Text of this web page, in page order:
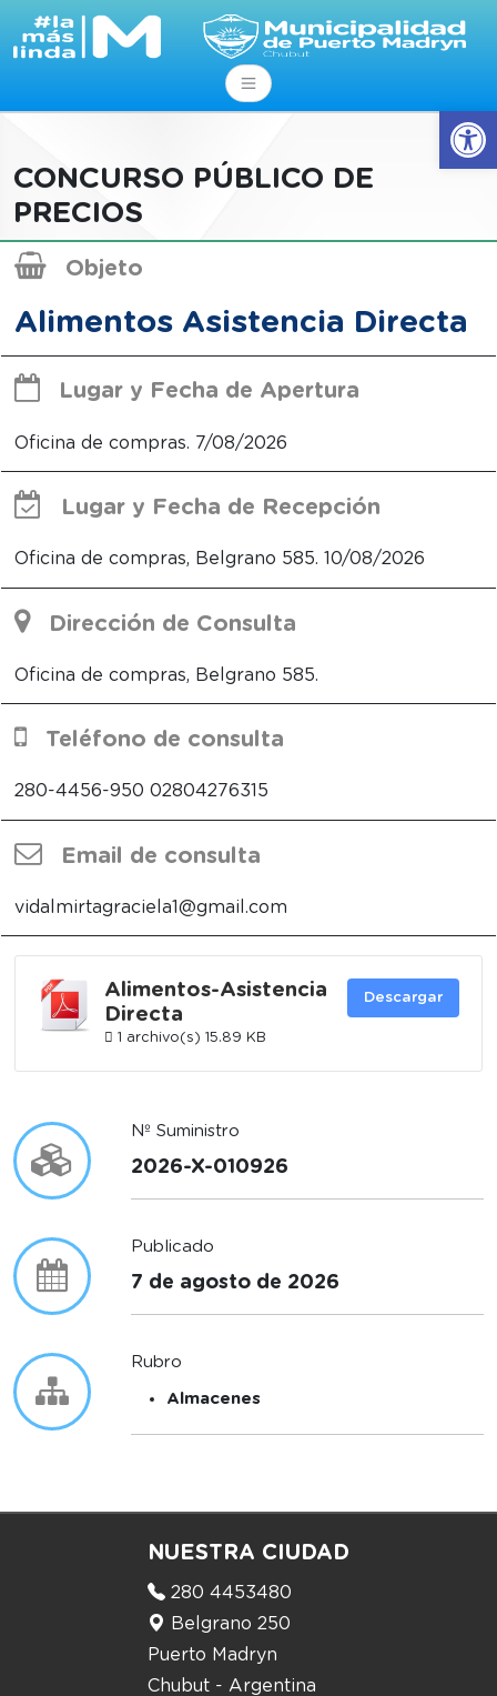
Abrir
CONCURSO PÚBLICO DE
PRECIOS
Objeto
Alimentos Asistencia Directa
Lugar y Fecha de Apertura
Oficina de compras. 7/08/2026
Lugar y Fecha de Recepción
Oficina de compras, Belgrano 585.10/08/2026
Dirección de Consulta
Oficina de compras, Belgrano 585.
Teléfono de consulta
280-4456-950 02804276315
Email de consulta
vidalmirtagraciela1@gmail.com
Alimentos-Asistencia
Directa
1 archivo(s)15.89 KB
Descargar
Nº Suministro
2026-X-010926
Publicado
7 de agosto de 2026
Rubro
Almacenes
NUESTRA CIUDAD
280 4453480
Belgrano 250
Puerto Madryn
Chubut - Argentina